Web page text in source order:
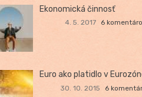
Ekonomická činnosť
4. 5. 2017 6
Euro ako platidlo v
30. 10. 2015 6